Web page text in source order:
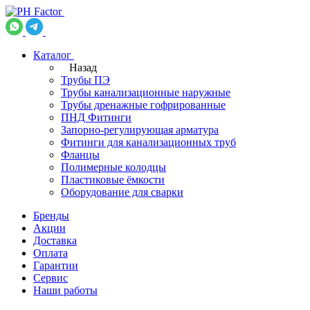
Каталог
Назад
Трубы ПЭ
Трубы канализационные наружные
Трубы дренажные гофрированные
ПНД Фитинги
Запорно-регулирующая арматура
Фитинги для канализационных труб
Фланцы
Полимерные колодцы
Пластиковые ёмкости
Оборудование для сварки
Бренды
Акции
Доставка
Оплата
Гарантии
Сервис
Наши работы